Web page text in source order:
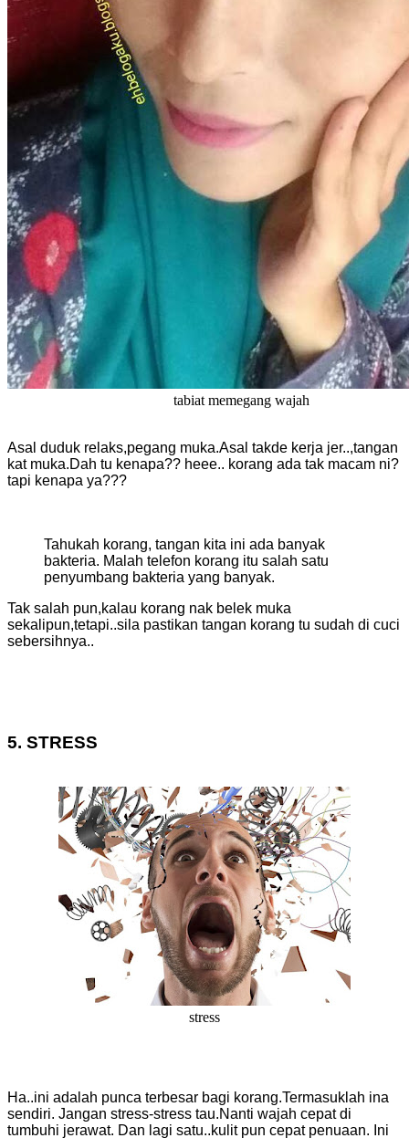
tabiat memegang wajah
Asal duduk relaks,pegang muka.Asal takde kerja jer..,tangan
kat muka.Dah tu kenapa?? heee.. korang ada tak macam ni?
tapi kenapa ya???
Tahukah korang, tangan kita ini ada banyak
bakteria. Malah telefon korang itu salah satu
penyumbang bakteria yang banyak.
Tak salah pun,kalau korang nak belek muka
sekalipun,tetapi..sila pastikan tangan korang tu sudah di cuci
sebersihnya..
5. STRESS
stress
Ha..ini adalah punca terbesar bagi korang.Termasuklah ina
sendiri. Jangan stress-stress tau.Nanti wajah cepat di
tumbuhi jerawat. Dan lagi satu..kulit pun cepat penuaan. Ini